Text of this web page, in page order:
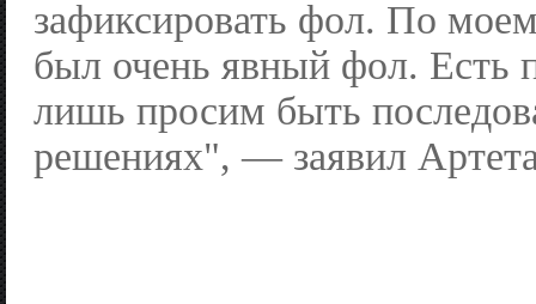
зафиксировать фол. По
был очень явный фол. Есть
лишь просим быть
решениях", — заявил